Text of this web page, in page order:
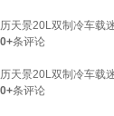
历天景20L双制冷车载
0+条评论
历天景20L双制冷车载
0+条评论